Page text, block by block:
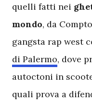
quelli fatti nei
mondo, da
gangsta rap west
di Palermo, dove
autoctoni in
quali prova a